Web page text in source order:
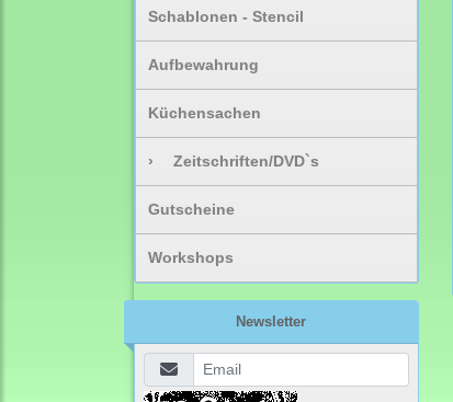
Schablonen - Stencil
Aufbewahrung
Küchensachen
› Zeitschriften/DVD`s
Gutscheine
Workshops
Newsletter